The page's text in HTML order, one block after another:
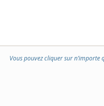
Vous pouvez cliquer sur